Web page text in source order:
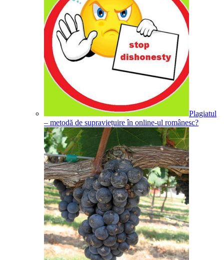
Plagiatul
– metodă de supraviețuire în online-ul românesc?